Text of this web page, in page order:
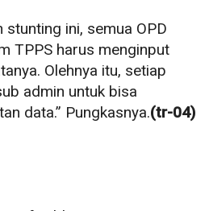
stunting ini, semua OPD
TPPS harus menginput
Olehnya itu, setiap
admin untuk bisa
data.” Pungkasnya.(tr-04)